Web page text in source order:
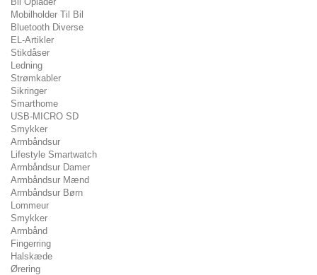
Mobilholder Til Bil
Bluetooth Diverse
EL-Artikler
Stikdåser
Ledning
Strømkabler
Sikringer
Smarthome
USB-MICRO SD
Smykker
Armbåndsur
Lifestyle Smartwatch
Armbåndsur Damer
Armbåndsur Mænd
Armbåndsur Børn
Lommeur
Smykker
Armbånd
Fingerring
Halskæde
Ørering